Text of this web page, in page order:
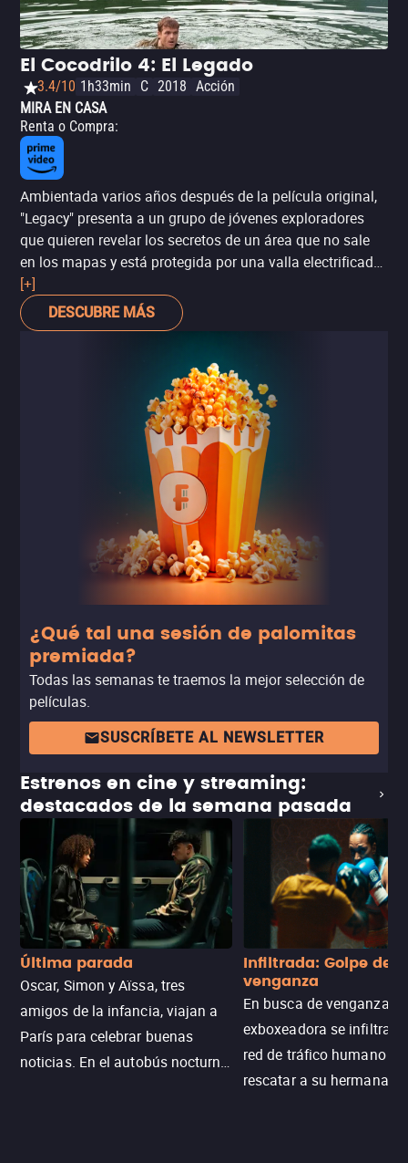
El Cocodrilo 4: El Legado
3.4/10 1h33min C 2018 Acción
MIRA EN CASA
Renta o Compra:
Ambientada varios años después de la película original,
"Legacy" presenta a un grupo de jóvenes exploradores
que quieren revelar los secretos de un área que no sale
en los mapas y está protegida por una valla electrificada.
Sin embargo, cuando llegan al centro del lago descubren
una isla en la que vive un depredador ansioso por
devorar a aquellos que han ignorado las advertencias.
[+]
DESCUBRE MÁS
¿Qué tal una sesión de palomitas
premiada?
Todas las semanas te traemos la mejor selección de
películas.
SUSCRÍBETE AL NEWSLETTER
Estrenos en cine y streaming:
destacados de la semana pasada
Última parada
Oscar, Simon y Aïssa, tres
amigos de la infancia, viajan a
París para celebrar buenas
noticias. En el autobús nocturno
Infiltrada: Golpe de
venganza
En busca de venganza,
exboxeadora se infiltra
red de tráfico humano
rescatar a su hermana